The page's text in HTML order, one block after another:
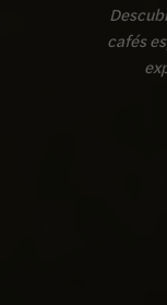
cafés